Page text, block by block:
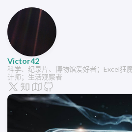
Victor42
科学、纪录片、博物馆爱好者；Excel狂
计师；生活观察者